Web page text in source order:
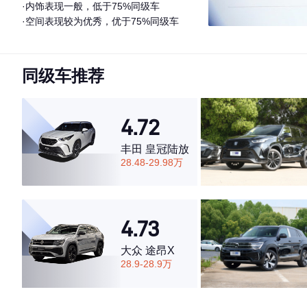
·内饰表现一般，低于75%同级车
·空间表现较为优秀，优于75%同级车
同级车推荐
4.72
丰田 皇冠陆放
28.48-29.98万
4.73
大众 途昂X
28.9-28.9万